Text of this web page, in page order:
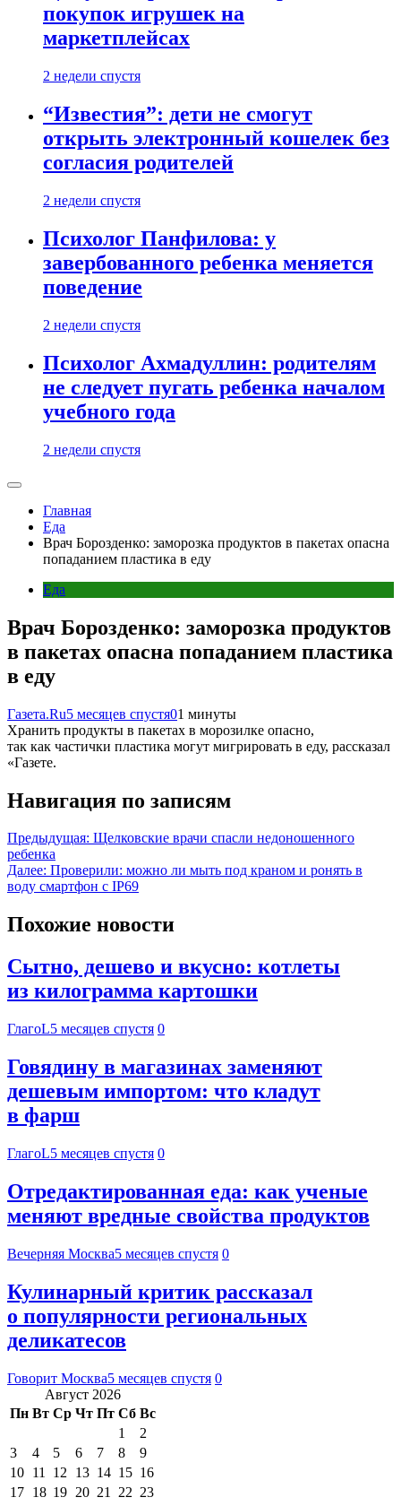
покупок игрушек на
маркетплейсах
2 недели спустя
“Известия”: дети не смогут
открыть электронный кошелек без
согласия родителей
2 недели спустя
Психолог Панфилова: у
завербованного ребенка меняется
поведение
2 недели спустя
Психолог Ахмадуллин: родителям
не следует пугать ребенка началом
учебного года
2 недели спустя
Главная
Еда
Врач Борозденко: заморозка продуктов в пакетах опасна
попаданием пластика в еду
Еда
Врач Борозденко: заморозка продуктов
в пакетах опасна попаданием пластика
в еду
Газета.Ru5 месяцев спустя01 минуты
Хранить продукты в пакетах в морозилке опасно,
так как частички пластика могут мигрировать в еду, рассказал
«Газете.
Навигация по записям
Предыдущая: Щелковские врачи спасли недоношенного
ребенка
Далее: Проверили: можно ли мыть под краном и ронять в
воду смартфон с IP69
Похожие новости
Сытно, дешево и вкусно: котлеты
из килограмма картошки
ГлагоL5 месяцев спустя 0
Говядину в магазинах заменяют
дешевым импортом: что кладут
в фарш
ГлагоL5 месяцев спустя 0
Отредактированная еда: как ученые
меняют вредные свойства продуктов
Вечерняя Москва5 месяцев спустя 0
Кулинарный критик рассказал
о популярности региональных
деликатесов
Говорит Москва5 месяцев спустя 0
Август 2026
Пн Вт Ср Чт Пт Сб Вс
1
2
3
4 5 6 7 8
9
10 11 12 13 14 15 16
17 18 19 20 21 22 23